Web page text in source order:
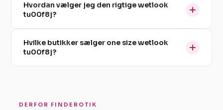
Hvordan vælger jeg den rigtige wetlook
tu00f8j?
Hvilke butikker sælger one size wetlook
tu00f8j?
DERFOR FINDEROTIK